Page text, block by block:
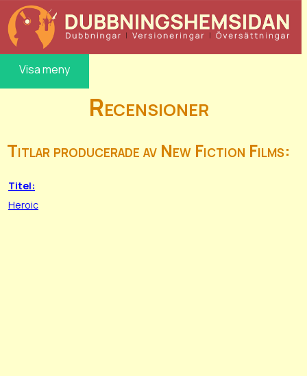
Visa meny
Recensioner
Titlar producerade av New Fiction Films:
Titel:
Heroic